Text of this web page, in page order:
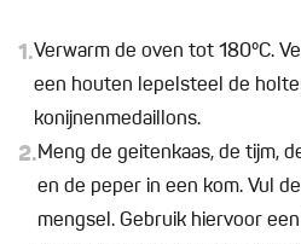
1.Verwarm de oven tot 180°C.
een houten lepelsteel de
konijnenmedaillons.
2.Meng de geitenkaas, de tijm,
en de peper in een kom. Vul
mengsel. Gebruik hiervoor